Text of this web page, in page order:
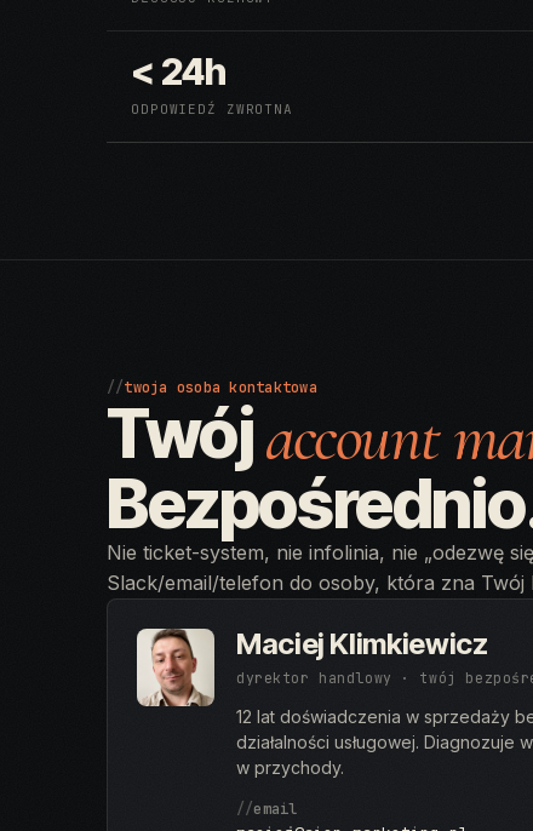
< 24h
ODPOWIEDŹ ZWROTNA
//twoja osoba kontaktowa
Twójaccount
Nie ticket-system, nie infolinia, nie „odezwę
Slack/email/telefon do osoby, która zna Twój
Maciej Klimkiewicz
dyrektor handlowy · twój
12 lat doświadczenia w sprzedaży
działalności usługowej. Diagnozuje
w przychody.
//email